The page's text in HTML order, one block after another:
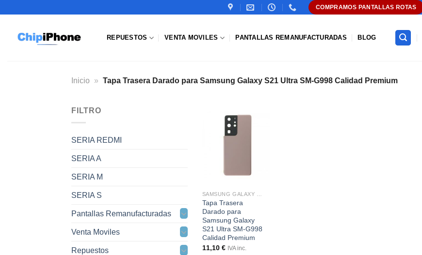
COMPRAMOS PANTALLAS ROTAS
REPUESTOS VENTA MOVILES PANTALLAS REMANUFACTURADAS BLOG
Inicio » Tapa Trasera Darado para Samsung Galaxy S21 Ultra SM-G998 Calidad Premium
FILTRO
SERIA REDMI
SERIA A
SERIA M
SERIA S
Pantallas Remanufacturadas
Venta Moviles
Repuestos
SAMSUNG GALAXY S21 ULTRA SM-G998
Tapa Trasera
Darado para
Samsung Galaxy
S21 Ultra SM-G998
Calidad Premium
11,10 € IVA inc.